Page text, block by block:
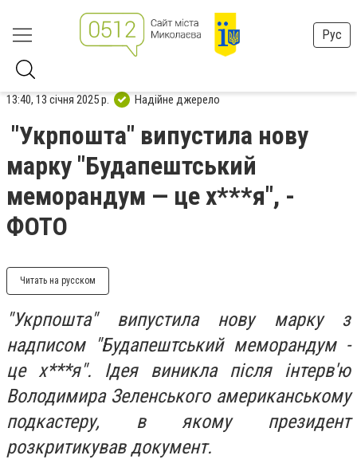
Рус
13:40, 13 січня 2025 р. Надійне джерело
"Укрпошта" випустила нову
марку "Будапештський
меморандум — це х***я", -
ФОТО
Читать на русском
"Укрпошта" випустила нову марку з
надписом "Будапештський меморандум -
це х***я". Ідея виникла після інтерв'ю
Володимира Зеленського американському
подкастеру, в якому президент
розкритикував документ.